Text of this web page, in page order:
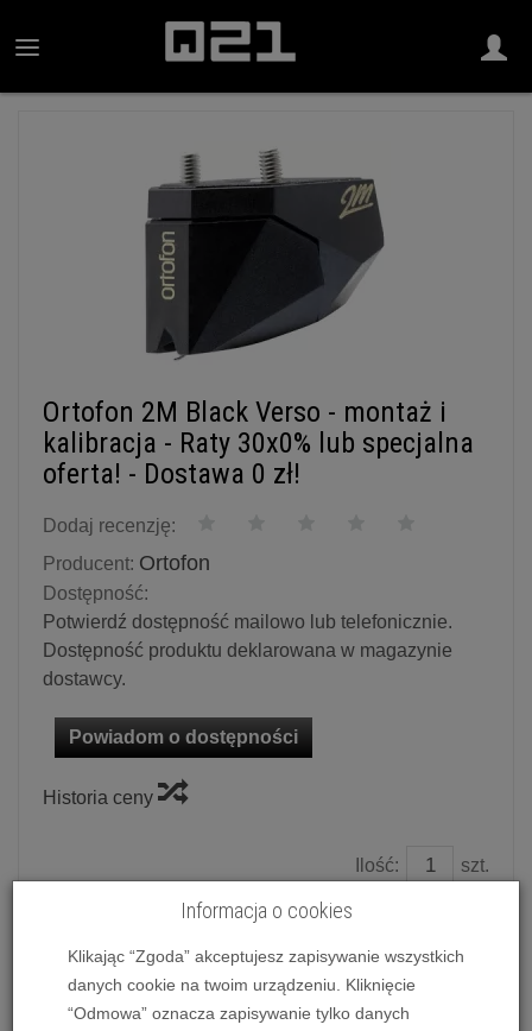
Ortofon 2M Black Verso - montaż i
kalibracja - Raty 30x0% lub specjalna
oferta! - Dostawa 0 zł!
Dodaj recenzję:
Producent: Ortofon
Dostępność:
Potwierdź dostępność mailowo lub telefonicznie.
Dostępność produktu deklarowana w magazynie
dostawcy.
Powiadom o dostępności
Historia ceny
Ilość: szt.
3 099,00 zł
dodaj do koszyka
Informacja o cookies
Klikając “Zgoda” akceptujesz zapisywanie wszystkich
danych cookie na twoim urządzeniu. Kliknięcie
“Odmowa” oznacza zapisywanie tylko danych